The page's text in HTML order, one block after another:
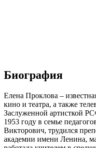
Биография
Елена Проклова –
кино и театра, а также
Заслуженной артисткой
1953 году в семье
Викторович, трудился
академии имени Ленина,